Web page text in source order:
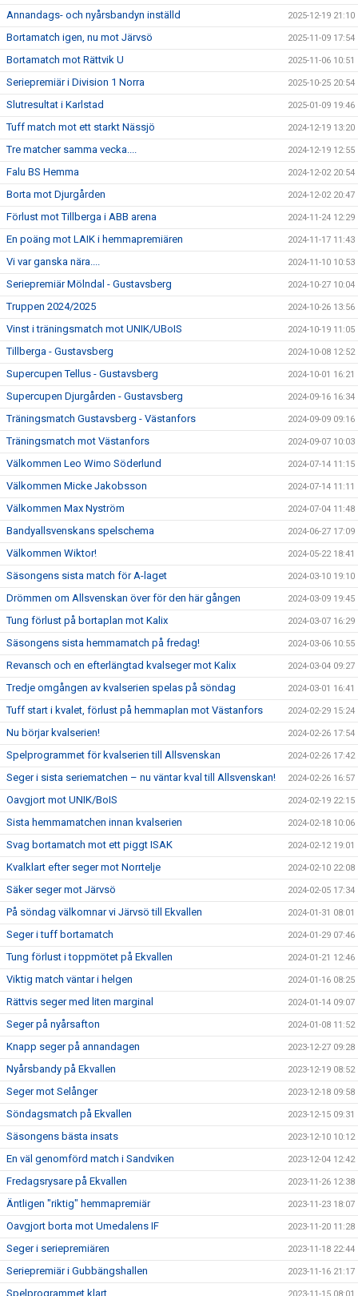
Annandags- och nyårsbandyn inställd 2025-12-19 21:10
Bortamatch igen, nu mot Järvsö 2025-11-09 17:54
Bortamatch mot Rättvik U 2025-11-06 10:51
Seriepremiär i Division 1 Norra 2025-10-25 20:54
Slutresultat i Karlstad 2025-01-09 19:46
Tuff match mot ett starkt Nässjö 2024-12-19 13:20
Tre matcher samma vecka.... 2024-12-19 12:55
Falu BS Hemma 2024-12-02 20:54
Borta mot Djurgården 2024-12-02 20:47
Förlust mot Tillberga i ABB arena 2024-11-24 12:29
En poäng mot LAIK i hemmapremiären 2024-11-17 11:43
Vi var ganska nära.... 2024-11-10 10:53
Seriepremiär Mölndal - Gustavsberg 2024-10-27 10:04
Truppen 2024/2025 2024-10-26 13:56
Vinst i träningsmatch mot UNIK/UBoIS 2024-10-19 11:05
Tillberga - Gustavsberg 2024-10-08 12:52
Supercupen Tellus - Gustavsberg 2024-10-01 16:21
Supercupen Djurgården - Gustavsberg 2024-09-16 16:34
Träningsmatch Gustavsberg - Västanfors 2024-09-09 09:16
Träningsmatch mot Västanfors 2024-09-07 10:03
Välkommen Leo Wimo Söderlund 2024-07-14 11:15
Välkommen Micke Jakobsson 2024-07-14 11:11
Välkommen Max Nyström 2024-07-04 11:48
Bandyallsvenskans spelschema 2024-06-27 17:09
Välkommen Wiktor! 2024-05-22 18:41
Säsongens sista match för A-laget 2024-03-10 19:10
Drömmen om Allsvenskan över för den här gången 2024-03-09 19:45
Tung förlust på bortaplan mot Kalix 2024-03-07 16:29
Säsongens sista hemmamatch på fredag! 2024-03-06 10:55
Revansch och en efterlängtad kvalseger mot Kalix 2024-03-04 09:27
Tredje omgången av kvalserien spelas på söndag 2024-03-01 16:41
Tuff start i kvalet, förlust på hemmaplan mot Västanfors 2024-02-29 15:24
Nu börjar kvalserien! 2024-02-26 17:54
Spelprogrammet för kvalserien till Allsvenskan 2024-02-26 17:42
Seger i sista seriematchen – nu väntar kval till Allsvenskan! 2024-02-26 16:57
Oavgjort mot UNIK/BoIS 2024-02-19 22:15
Sista hemmamatchen innan kvalserien 2024-02-18 10:06
Svag bortamatch mot ett piggt ISAK 2024-02-12 19:01
Kvalklart efter seger mot Norrtelje 2024-02-10 22:08
Säker seger mot Järvsö 2024-02-05 17:34
På söndag välkomnar vi Järvsö till Ekvallen 2024-01-31 08:01
Seger i tuff bortamatch 2024-01-29 07:46
Tung förlust i toppmötet på Ekvallen 2024-01-21 12:46
Viktig match väntar i helgen 2024-01-16 08:25
Rättvis seger med liten marginal 2024-01-14 09:07
Seger på nyårsafton 2024-01-08 11:52
Knapp seger på annandagen 2023-12-27 09:28
Nyårsbandy på Ekvallen 2023-12-19 08:52
Seger mot Selånger 2023-12-18 09:58
Söndagsmatch på Ekvallen 2023-12-15 09:31
Säsongens bästa insats 2023-12-10 10:12
En väl genomförd match i Sandviken 2023-12-04 12:42
Fredagsrysare på Ekvallen 2023-11-26 12:38
Äntligen "riktig" hemmapremiär 2023-11-23 18:07
Oavgjort borta mot Umedalens IF 2023-11-20 11:28
Seger i seriepremiären 2023-11-18 22:44
Seriepremiär i Gubbängshallen 2023-11-16 21:17
Spelprogrammet klart